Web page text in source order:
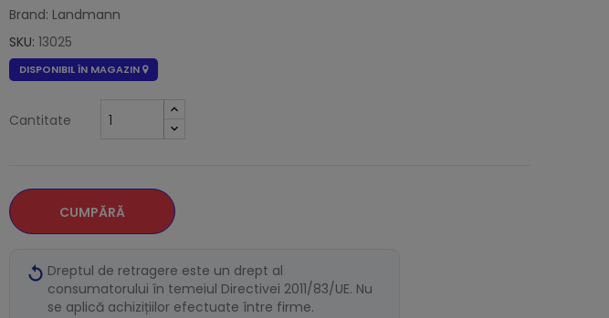
Brand: Landmann
SKU: 13025
DISPONIBIL ÎN MAGAZIN
Cantitate
CUMPĂRĂ
Dreptul de retragere este un drept al
consumatorului în temeiul Directivei 2011/83/UE. Nu
se aplică achizițiilor efectuate între firme.